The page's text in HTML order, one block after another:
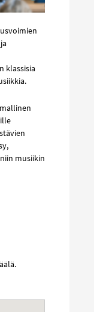
klassisia
musiikin
.